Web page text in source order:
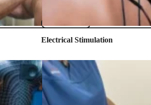
Electrical Stimulation